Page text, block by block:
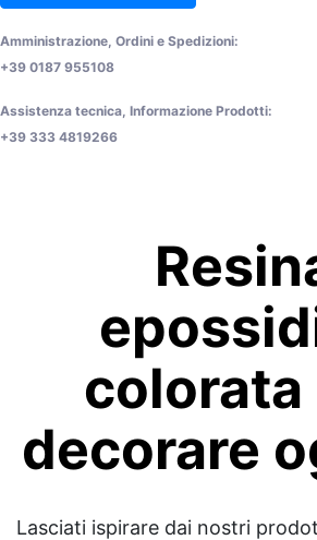
Amministrazione, Ordini e Spedizioni:
+39 0187 955108
Assistenza tecnica, Informazione Prodotti:
+39 333 4819266
colorata
decorare
Lasciati ispirare dai nostri